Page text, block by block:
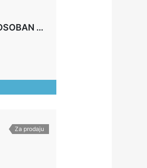
PRODAJE SE, JEDNOSOBAN STAN, 78M2, BUDVA
Za prodaju